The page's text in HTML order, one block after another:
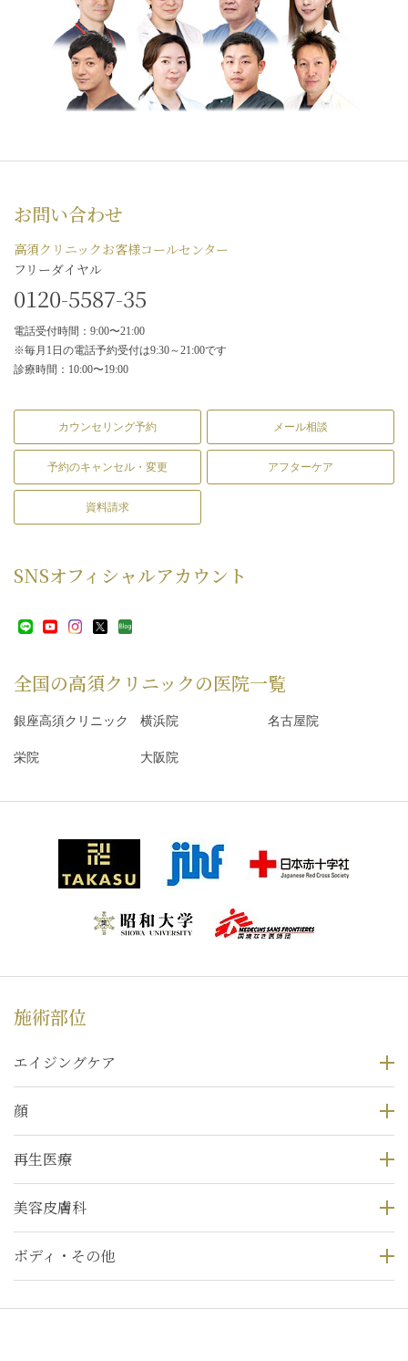
お問い合わせ
高須クリニックお客様コールセンター
フリーダイヤル
0120-5587-35
電話受付時間：9:00〜21:00
※毎月1日の電話予約受付は9:30～21:00です
診療時間：10:00〜19:00
カウンセリング予約 メール相談
予約のキャンセル・変更 アフターケア
資料請求
SNSオフィシャルアカウント
全国の高須クリニックの医院一覧
銀座高須クリニック 横浜院 名古屋院
栄院 大阪院
施術部位
エイジングケア
顔
再生医療
美容皮膚科
ボディ・その他